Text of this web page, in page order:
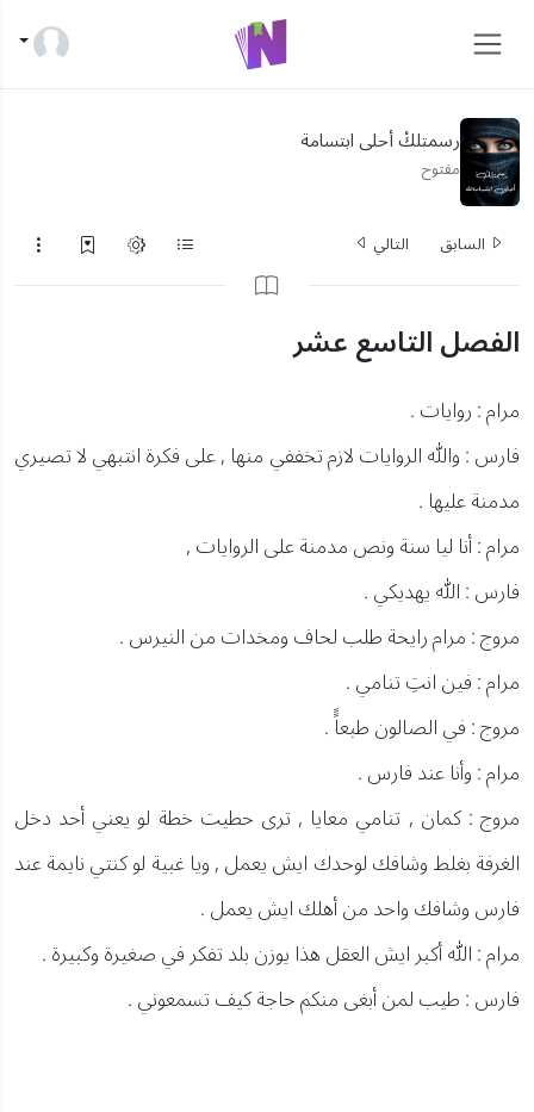
رسمتلكْ أحلى ابتسامة
مفتوح
السابق التالي
الفصل التاسع عشر
مرام : روايات .
فارس : والله الروايات لازم تخففي منها , على فكرة انتبهي لا تصيري
مدمنة عليها .
مرام : أنا ليا سنة ونص مدمنة على الروايات ,
فارس : الله يهديكي .
مروج : مرام رايحة طلب لحاف ومخدات من النيرس .
مرام : فين انتِ تنامي .
مروج : في الصالون طبعاًً .
مرام : وأنا عند فارس .
مروج : كمان , تنامي معايا , ترى حطيت خطة لو يعني أحد دخل
الغرفة بغلط وشافك لوحدك ايش يعمل , ويا غبية لو كنتي نايمة عند
فارس وشافك واحد من أهلك ايش يعمل .
مرام : الله أكبر ايش العقل هذا يوزن بلد تفكر في صغيرة وكبيرة .
فارس : طيب لمن أبغى منكم حاجة كيف تسمعوني .